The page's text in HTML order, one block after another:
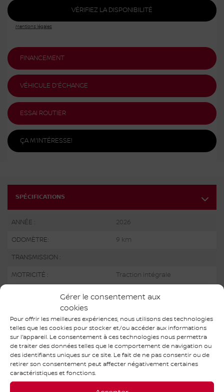
Gérer le consentement aux
cookies
Pour offrir les meilleures expériences, nous utilisons des technologies
telles que les cookies pour stocker et/ou accéder aux informations
sur l'appareil. Le consentement à ces technologies nous permettra
de traiter des données telles que le comportement de navigation ou
des identifiants uniques sur ce site. Le fait de ne pas consentir ou de
retirer son consentement peut affecter négativement certaines
caractéristiques et fonctions.
SPÉCIFICATIONS
ANNÉE : 2026
ODOMÈTRE: 9 km
TRANSMISSION :
MOTRICITÉ : Traction intégrale
COULEUR EXTÉRIEUR : Super Black (KH3)
NUMÉRO DE STOCK : M26079
NIV : JN8BT3AB0TW087390
VÉRIFIEZ LA DISPONIBILITÉ
Mentions légales
FINANCEMENT
VÉHICULE D'ÉCHANGE
ESSAI ROUTIER
ÇA M'INTÉRESSE!